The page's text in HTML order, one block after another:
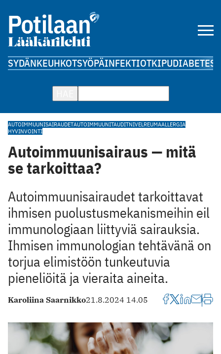
SYDÄNKEUHKOTSYÖPÄINFEKTIOTKIPUDIABETES
AUTOIMMUUNISAIRAUDETAUTOIMMUUNITAUDITNIVELREUMAALLERGIA
HYVINVOINTI
Autoimmuunisairaus — mitä
se tarkoittaa?
Autoimmuunisairaudet tarkoittavat
ihmisen puolustusmekanismeihin eil
immunologiaan liittyviä sairauksia.
Ihmisen immunologian tehtävänä on
torjua elimistöön tunkeutuvia
pieneliöitä ja vieraita aineita.
Karoliina Saarnikko21.8.2024 14.05